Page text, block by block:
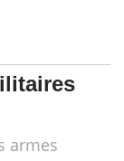
armes